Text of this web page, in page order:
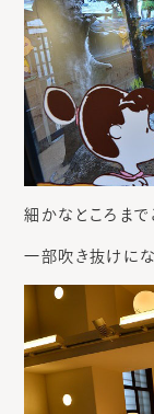
細かなところま
一部吹き抜けにな